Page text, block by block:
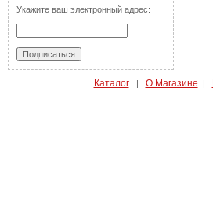
Укажите ваш электронный адрес:
Каталог| О Магазине |